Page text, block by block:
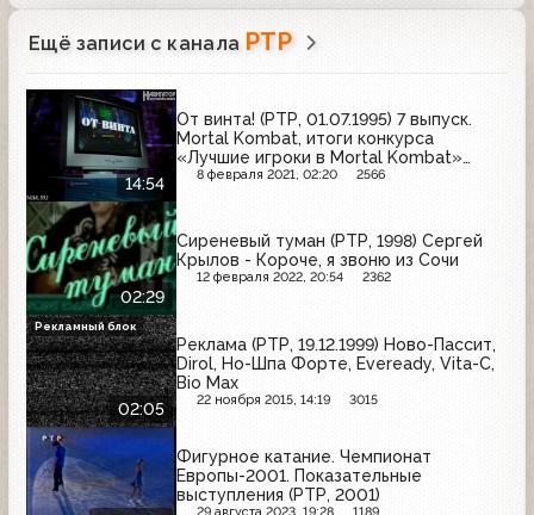
Ещё записи с канала РТР
14:54
От винта! (РТР, 01.07.1995) 7 выпуск.
Mortal Kombat, итоги конкурса
«Лучшие игроки в Mortal Kombat»
письмо с флота, BioForge
8 февраля 2021, 02:20 2566
02:29
Сиреневый туман (РТР, 1998) Сергей
Крылов - Короче, я звоню из Сочи
12 февраля 2022, 20:54 2362
02:05
Реклама (РТР, 19.12.1999) Ново-Пассит,
Dirol, Но-Шпа Форте, Eveready, Vita-C,
Bio Max
22 ноября 2015, 14:19 3015
Рекламный блок
Фигурное катание. Чемпионат
Европы-2001. Показательные
выступления (РТР, 2001)